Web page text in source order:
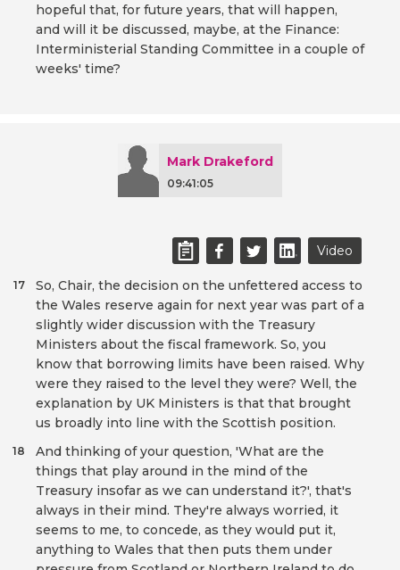
hopeful that, for future years, that will happen,
and will it be discussed, maybe, at the Finance:
Interministerial Standing Committee in a couple of
weeks' time?
Mark Drakeford
09:41:05
Video
So, Chair, the decision on the unfettered access to
the Wales reserve again for next year was part of a
slightly wider discussion with the Treasury
Ministers about the fiscal framework. So, you
know that borrowing limits have been raised. Why
were they raised to the level they were? Well, the
explanation by UK Ministers is that that brought
us broadly into line with the Scottish position.
17
And thinking of your question, 'What are the
things that play around in the mind of the
Treasury insofar as we can understand it?', that's
always in their mind. They're always worried, it
seems to me, to concede, as they would put it,
anything to Wales that then puts them under
18